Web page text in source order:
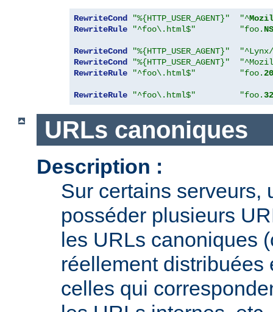
RewriteCond "%{HTTP_USER_AGENT}" "^
RewriteRule
"^foo\.html$" "foo. NS
RewriteCond "%{HTTP_USER_AGENT}"
RewriteCond
"%{HTTP_USER_AGENT}"
RewriteRule
"^foo\.html$" "foo.20
RewriteRule "^foo\.html$" "foo.32
URLs canoniques
Description :
Sur certains serveurs,
posséder plusieurs
les URLs canoniques
réellement distribuées
celles qui